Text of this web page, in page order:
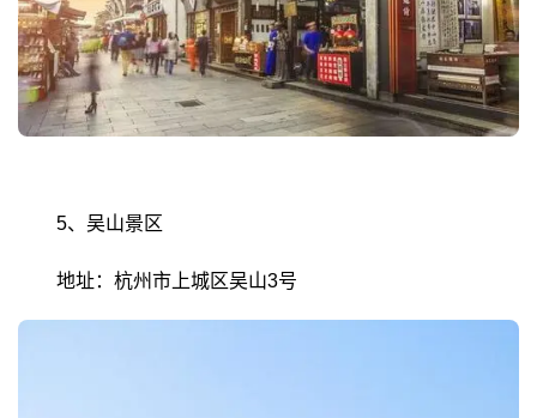
5、吴山景区
地址：杭州市上城区吴山3号